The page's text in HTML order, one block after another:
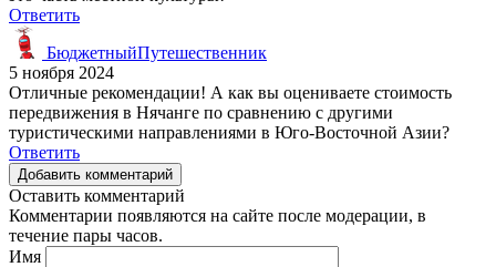
Ответить
БюджетныйПутешественник
5 ноября 2024
Отличные рекомендации! А как вы оцениваете стоимость
передвижения в Нячанге по сравнению с другими
туристическими направлениями в Юго-Восточной Азии?
Ответить
Добавить комментарий
Оставить комментарий
Комментарии появляются на сайте после модерации, в
течение пары часов.
Имя